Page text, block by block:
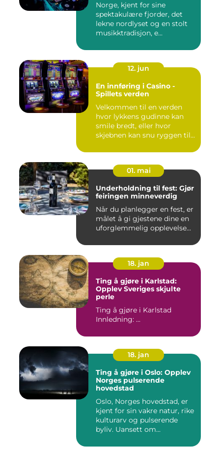
Norge, kjent for sine
spektakulære fjorder, det
lekne nordlyset og en stolt
musikktradisjon, e...
12. jun
En innføring i Casino -
Spillets verden
Velkommen til en verden
hvor lykkens gudinne kan
smile bredt, eller hvor
skjebnen kan snu ryggen til...
01. mai
Underholdning til fest: Gjør
feiringen minneverdig
Når du planlegger en fest, er
målet å gi gjestene dine en
uforglemmelig opplevelse...
18. jan
Ting å gjøre i Karlstad:
Opplev Sveriges skjulte
perle
Ting å gjøre i Karlstad
Innledning: ...
18. jan
Ting å gjøre i Oslo: Opplev
Norges pulserende
hovedstad
Oslo, Norges hovedstad, er
kjent for sin vakre natur, rike
kulturarv og pulserende
byliv. Uansett om...